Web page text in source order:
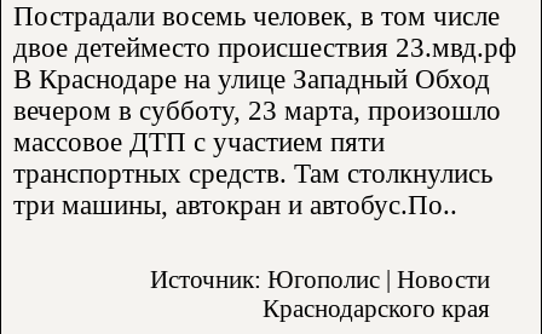
Пострадали восемь человек, в том числе
двое детейместо происшествия 23.мвд.рф
В Краснодаре на улице Западный Обход
вечером в субботу, 23 марта, произошло
массовое ДТП с участием пяти
транспортных средств. Там столкнулись
три машины, автокран и автобус.По..
Источник: Югополис | Новости
Краснодарского края